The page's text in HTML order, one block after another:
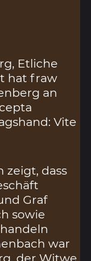
Etliche
hat fraw
an
Vite
zeigt, dass
Graf
sowie
war